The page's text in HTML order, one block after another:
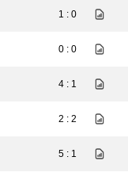
1 : 0
0 : 0
4 : 1
2 : 2
5 : 1